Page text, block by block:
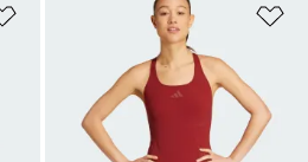
Lägg till på önskelistan